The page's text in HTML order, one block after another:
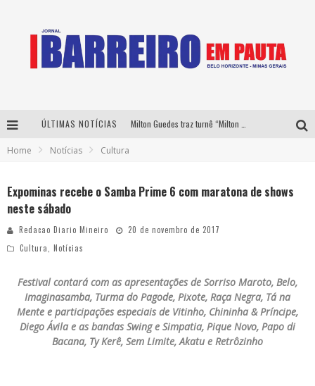
ÚLTIMAS NOTÍCIAS
Home Notícias Cultura
Expominas recebe o Samba Prime 6 com maratona de shows
neste sábado
Redacao Diario Mineiro
20 de novembro de 2017
Cultura
Notícias
Festival contará com as apresentações de Sorriso Maroto, Belo,
Imaginasamba, Turma do Pagode, Pixote, Raça Negra, Tá na
Mente e participações especiais de Vitinho, Chininha & Príncipe,
Diego Ávila e as bandas Swing e Simpatia, Pique Novo, Papo di
Bacana, Ty Kerê, Sem Limite, Akatu e Retrôzinho